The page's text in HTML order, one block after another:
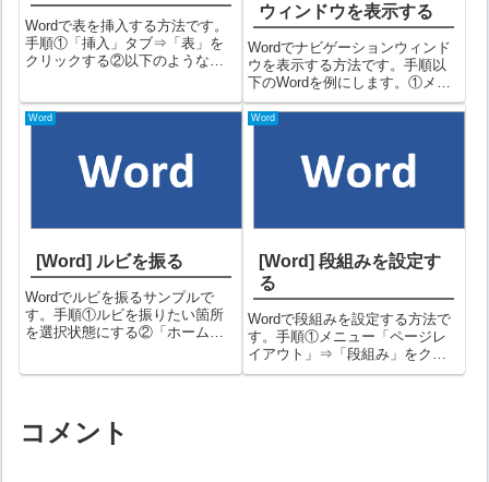
Wordで表を挿入する方法です。
手順①「挿入」タブ⇒「表」を
クリックする②以下のような列
イズを指定します。３行ｘ５列
の表を作成する時の例③これで
されました。...
ウィンドウを表示する
Wordでナビゲーションウィンド
ウを表示する方法です。手順以
下のWordを例にします。①メニ
ュー「表示」→「ナビゲーショ
ン ウィンドウ」にチェックを入
ンウィンドウが表示されます。
ナビゲーションウィンドウのタ
Word
[Word] ルビを振る
Wordでルビを振るサンプルで
す。手順①ルビを振りたい箇所
を選択状態にする②「ホーム」
フォルトで候補値が表示されて
いますが、た...
Word
[Word] 段組みを設定す
る
Wordで段組みを設定する方法で
す。手順①メニュー「ページレ
イアウト」⇒「段組み」をクリ
ックする②メニューが表示され
コメント